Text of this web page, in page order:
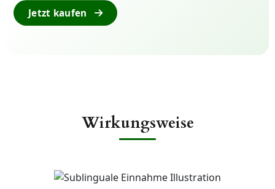
Jetzt kaufen
Wirkungsweise